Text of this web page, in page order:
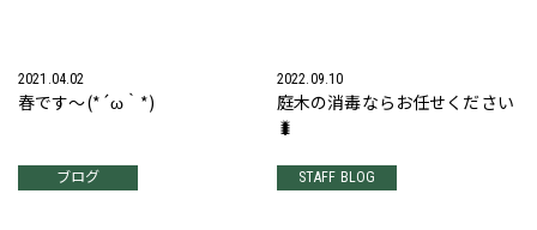
2021.04.02
春です～(*´ω｀*)
2022.09.10
庭木の消毒ならお任せください
🐛
ブログ STAFF BLOG